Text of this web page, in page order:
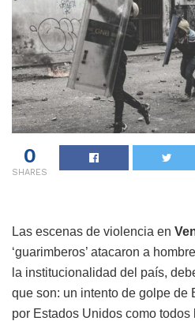
0
SHARES
Las escenas de violencia en
‘guarimberos’ atacaron a
la institucionalidad del país,
que son: un intento de golpe de
por Estados Unidos como